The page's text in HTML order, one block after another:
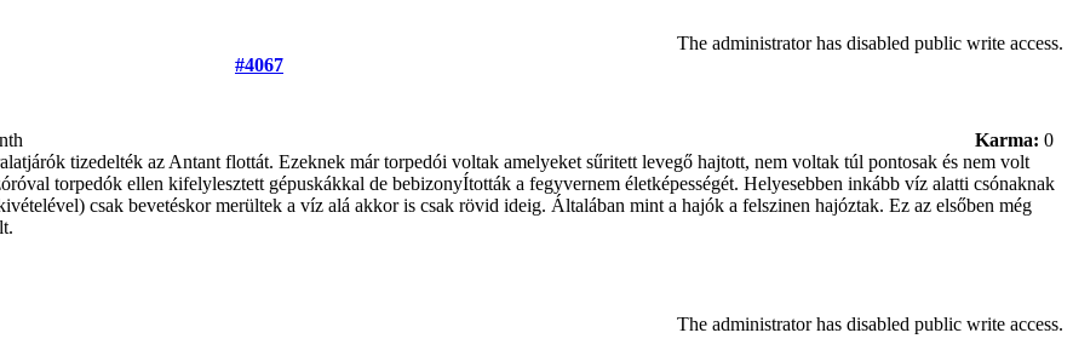
The administrator has disabled public write access.
#4067
Karma: 0
tizedelték az Antant flottát. Ezeknek már torpedói voltak amelyeket sűritett levegő hajtott, nem voltak túl pontosak és nem volt
torpedók ellen kifelylesztett gépuskákkal de bebizonyÍtották a fegyvernem életképességét. Helyesebben inkább víz alatti csónaknak
csak bevetéskor merültek a víz alá akkor is csak rövid ideig. Általában mint a hajók a felszinen hajóztak. Ez az elsőben még
The administrator has disabled public write access.